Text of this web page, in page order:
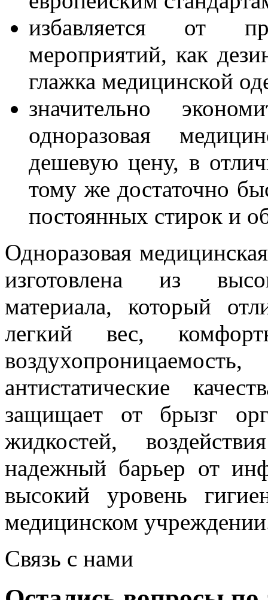
избавляется от
мероприятий, как
глажка медицинской
значительно
одноразовая
дешевую цену, в
тому же достаточно
постоянных стирок и
Одноразовая
изготовлена из
материала, который
легкий вес,
антистатические
защищает от брызг
жидкостей,
надежный барьер от
высокий уровень
медицинском
Связь с нами